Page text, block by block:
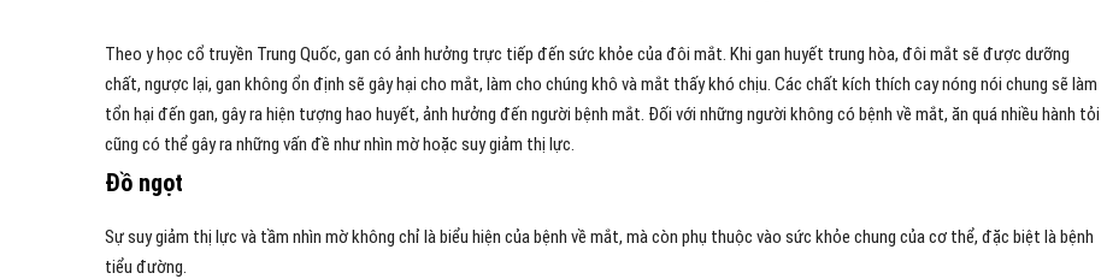
Theo y học cổ truyền Trung Quốc, gan có ảnh hưởng trực tiếp đến sức khỏe của đôi mắt. Khi gan huyết trung hòa, đôi mắt sẽ được dưỡng
chất, ngược lại, gan không ổn định sẽ gây hại cho mắt, làm cho chúng khô và mắt thấy khó chịu. Các chất kích thích cay nóng nói chung sẽ làm
tổn hại đến gan, gây ra hiện tượng hao huyết, ảnh hưởng đến người bệnh mắt. Đối với những người không có bệnh về mắt, ăn quá nhiều hành tỏi
cũng có thể gây ra những vấn đề như nhìn mờ hoặc suy giảm thị lực.
Đồ ngọt
Sự suy giảm thị lực và tầm nhìn mờ không chỉ là biểu hiện của bệnh về mắt, mà còn phụ thuộc vào sức khỏe chung của cơ thể, đặc biệt là bệnh
tiểu đường.